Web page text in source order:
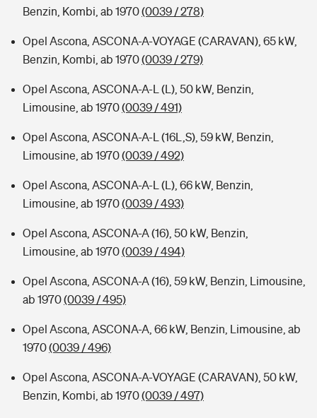
Benzin, Kombi, ab 1970(0039 / 278)
Opel Ascona, ASCONA-A-VOYAGE (CARAVAN), 65 kW,
Benzin, Kombi, ab 1970(0039 / 279)
Opel Ascona, ASCONA-A-L (L), 50 kW, Benzin,
Limousine, ab 1970(0039 / 491)
Opel Ascona, ASCONA-A-L (16L,S), 59 kW, Benzin,
Limousine, ab 1970(0039 / 492)
Opel Ascona, ASCONA-A-L (L), 66 kW, Benzin,
Limousine, ab 1970(0039 / 493)
Opel Ascona, ASCONA-A (16), 50 kW, Benzin,
Limousine, ab 1970(0039 / 494)
Opel Ascona, ASCONA-A (16), 59 kW, Benzin, Limousine,
ab 1970(0039 / 495)
Opel Ascona, ASCONA-A, 66 kW, Benzin, Limousine, ab
1970(0039 / 496)
Opel Ascona, ASCONA-A-VOYAGE (CARAVAN), 50 kW,
Benzin, Kombi, ab 1970(0039 / 497)